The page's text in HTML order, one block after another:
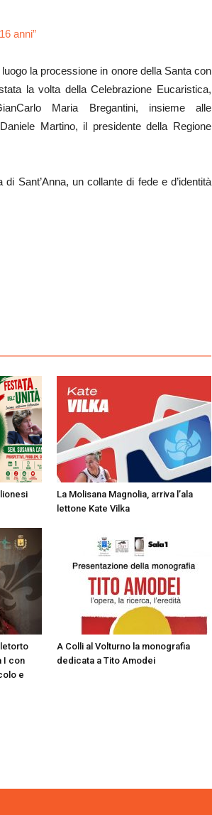
anni”
la processione in onore della Santa con
la volta della Celebrazione Eucaristica,
Maria Bregantini, insieme alle
Martino, il presidente della Regione
Sant’Anna, un collante di fede e d’identità
La Molisana Magnolia, arriva l’ala
lettone Kate Vilka
I con
e
A Colli al Volturno la monografia
dedicata a Tito Amodei